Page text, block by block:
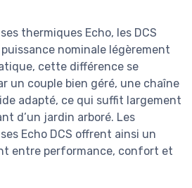
thermiques Echo, les DCS
nominale légèrement
cette différence se
un couple bien géré, une chaîne
adapté, ce qui suffit largement
d’un jardin arboré. Les
Echo DCS offrent ainsi un
entre performance, confort et